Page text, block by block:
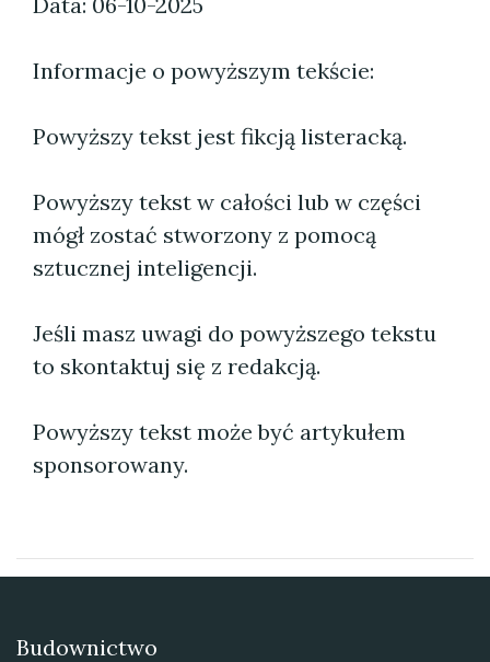
Informacje o powyższym tekście:
Powyższy tekst jest fikcją listeracką.
Powyższy tekst w całości lub w części
mógł zostać stworzony z pomocą
sztucznej inteligencji.
Jeśli masz uwagi do powyższego tekstu
to skontaktuj się z redakcją.
Powyższy tekst może być artykułem
sponsorowany.
Budownictwo